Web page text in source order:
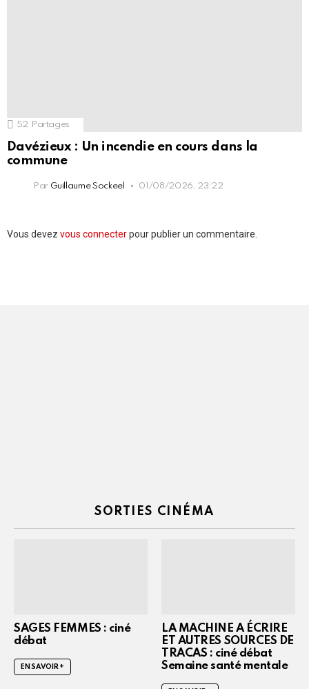
52 Partages
Davézieux : Un incendie en cours dans la
commune
Par Guillaume Sockeel 01/08/2026, 23:22
Laisser
Vous devez vous connecterpour publier un commentaire.
SORTIES CINÉMA
SAGES FEMMES : ciné
débat
EN SAVOIR +
LA MACHINE A ÉCRIRE
ET AUTRES SOURCES DE
TRACAS : ciné débat
Semaine santé mentale